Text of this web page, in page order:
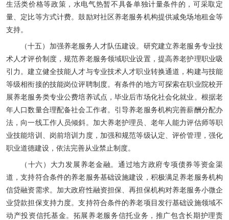
生活类价格等政策，水电气热暂不具备单独计量条件的，可采取定
量、定比等方式计费。鼓励对社区养老服务机构提供减免场地租金等
支持。
（十五）加强养老服务人才队伍建设。研究建立养老服务专业技
术人才评价制度，规范养老服务领域职业设置，提高养老护理职业吸
引力。建立健全技能人才与专业技术人才职业转换通道，构建与技能
等级相衔接的技能岗位评聘制度。有条件的地方可探索在职业院校开
展养老服务类专业公费培养试点，毕业后市场化社会化就业。根据老
年人口数量合理配备社会工作者。引导养老服务机构完善薪酬分配办
法，向一线工作人员倾斜。加大养老护理员、老年人能力评估师等职
业技能培训、岗前培训力度，加强和规范等级认定、评价管理，强化
职业道德建设，依法完善从业禁止制度。
（十六）大力发展养老金融。通过地方政府专项债券等资金渠
道，支持符合条件的养老服务基础设施建设，积极满足养老服务机构
信贷融资需求。加大政府性融资担保、再担保机构对养老服务小微企
业贷款担保支持力度。支持符合条件的养老项目发行基础设施领域不
动产投资信托基金。拓展养老服务信托业务，推广包含长期护理责